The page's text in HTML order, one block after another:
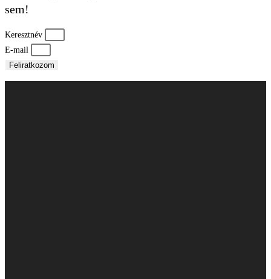
Ne maradj le a legfrissebb akcióinkról, híreinkről
sem!
Keresztnév